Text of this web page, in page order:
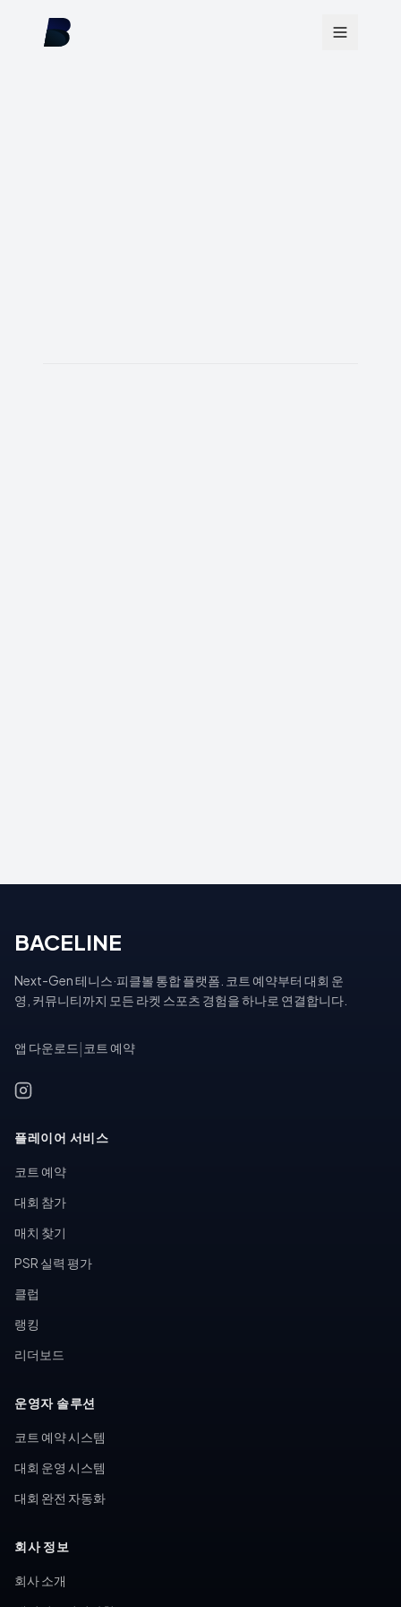
BACELINE
Next-Gen 테니스·피클볼 통합 플랫폼. 코트 예약부터 대회 운
영, 커뮤니티까지 모든 라켓 스포츠 경험을 하나로 연결합니다.
앱 다운로드 코트 예약
플레이어 서비스
코트 예약
대회 참가
매치 찾기
PSR 실력 평가
클럽
랭킹
리더보드
운영자 솔루션
코트 예약 시스템
대회 운영 시스템
대회 완전 자동화
회사 정보
회사 소개